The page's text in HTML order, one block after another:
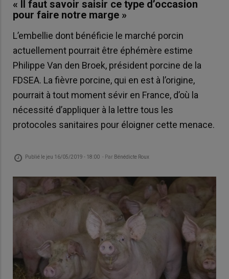
« Il faut savoir saisir ce type d’occasion
pour faire notre marge »
L’embellie dont bénéficie le marché porcin
actuellement pourrait être éphémère estime
Philippe Van den Broek, président porcine de la
FDSEA. La fièvre porcine, qui en est à l’origine,
pourrait à tout moment sévir en France, d’où la
nécessité d’appliquer à la lettre tous les
protocoles sanitaires pour éloigner cette menace.
Publié le jeu 16/05/2019 - 18:00 - Par Bénédicte Roux